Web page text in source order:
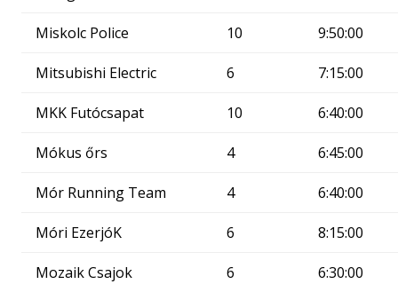
Miskolc Police 10 9:50:00
Mitsubishi Electric 6 7:15:00
MKK Futócsapat 10 6:40:00
Mókus őrs 4 6:45:00
Mór Running Team 4 6:40:00
Móri EzerjóK 6 8:15:00
Mozaik Csajok 6 6:30:00